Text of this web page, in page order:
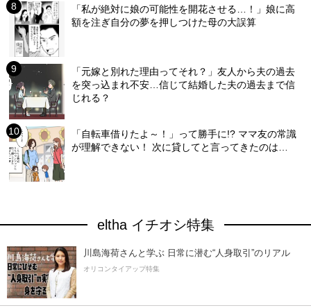
「私が絶対に娘の可能性を開花させる…！」娘に高
額を注ぎ自分の夢を押しつけた母の大誤算
「元嫁と別れた理由ってそれ？」友人から夫の過去
を突っ込まれ不安…信じて結婚した夫の過去まで信
じれる？
「自転車借りたよ～！」って勝手に!? ママ友の常識
が理解できない！ 次に貸してと言ってきたのは…
eltha イチオシ特集
川島海荷さんと学ぶ 日常に潜む“人身取引”のリアル
オリコンタイアップ特集